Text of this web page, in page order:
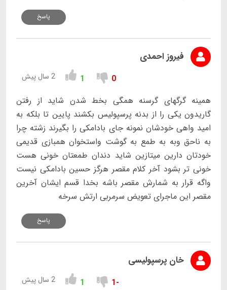
پاسخ
فیروز احمدی
0
1 2 سال پیش
همینه گرگهای گرسنه همگی بخط شدن شاید از رفتن
گاریدون یکی را از بدنه پرسپولیس بکشند پایین تا بلکه به
امید واهی خودشان نمونه جای بادامکی را بگیرند زشته چرا
به ناحق وبه به طمع به گوشت واستخوان همبازی قدیمی
خودتان دارین میتازین شاید دندان طمعتان خونی هست
خونی تر بشود آخر کلام مقصر هرگز حسین بادامکی نیست
واگه قرار به شمارش مقصر باشه بخدا قسم ایشان آخرین
مقصر این ماجرای تعویض سرمربی ارتش سرخه
پاسخ
خان پرسپولیسی
-1
1 2 سال پیش